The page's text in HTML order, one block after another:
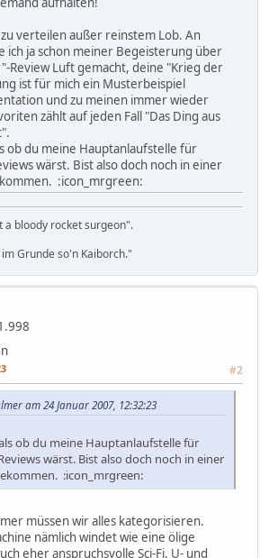
verteilen außer reinstem Lob. An
ich ja schon meiner Begeisterung über
Review Luft gemacht, deine "Krieg der
ist für mich ein Musterbeispiel
und zu meinen immer wieder
zählt auf jeden Fall "Das Ding aus
ob du meine Hauptanlaufstelle für
wärst. Bist also doch noch in einer
:icon_mrgreen:
a bloody rocket surgeon".
Grunde so'n Kaiborch."
#2
am 24 Januar 2007, 12:32:23
ob du meine Hauptanlaufstelle für
wärst. Bist also doch noch in einer
:icon_mrgreen:
müssen wir alles kategorisieren.
nämlich windet wie eine ölige
eher anspruchsvolle Sci-Fi, U- und